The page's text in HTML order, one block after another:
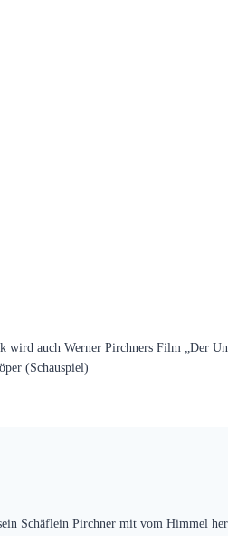
auch Werner Pirchners Film „Der
(Schauspiel)
Schäflein Pirchner mit vom Himmel